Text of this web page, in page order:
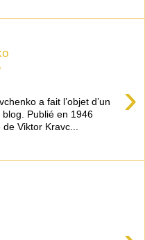
›
a fait l’objet d’un
Publié en 1946
Viktor Kravc...